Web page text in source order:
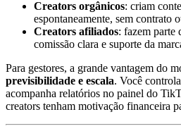
Creators orgânicos: criam
espontaneamente, sem contrato
Creators afiliados: fazem parte
comissão clara e suporte da
Para gestores, a grande vantagem do
previsibilidade e escala. Você
acompanha relatórios no painel do
creators tenham motivação financeira